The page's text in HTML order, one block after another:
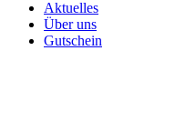
Aktuelles
Über uns
Gutschein